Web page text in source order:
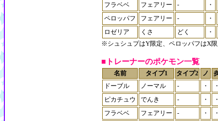
フラベベ
フェアリー -
・
ペロッパフ
フェアリー -
・
ロゼリア
くさ どく
・
※シュシュプはY限定、ペロッパフはX
■トレーナーのポケモン一覧
名前 タイプ1 タイプ2 ノ
ドーブル
ノーマル - ・
ピカチュウ
でんき - ・
フラベベ
フェアリー - ・